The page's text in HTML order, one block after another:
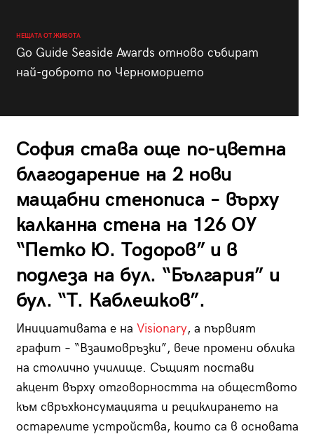
НЕЩАТА ОТ ЖИВОТА
Go Guide Seaside Awards отново събират
най-доброто по Черноморието
София става още по-цветна
благодарение на 2 нови
мащабни стенописа – върху
калканна стена на 126 ОУ
“Петко Ю. Тодоров” и в
подлеза на бул. “България” и
бул. “Т. Каблешков”.
Инициативата е на Visionary, а първият
графит – “Взаимовръзки”, вече промени облика
на столично училище. Същият постави
акцент върху отговорността на обществото
към свръхконсумацията и рециклирането на
остарелите устройства, които са в основата